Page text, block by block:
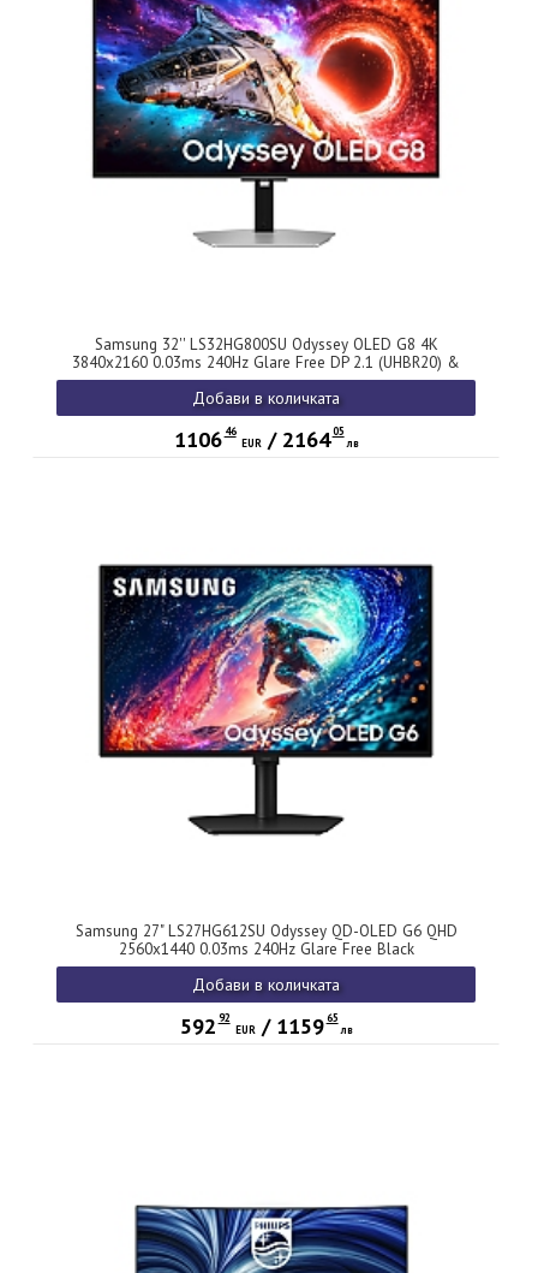
Samsung 32'' LS32HG800SU Odyssey OLED G8 4K
3840x2160 0.03ms 240Hz Glare Free DP 2.1 (UHBR20) &
USB-C (98W) Silver
Добави в количката
1106 46
EUR/ 2164 05
лв
Samsung 27" LS27HG612SU Odyssey QD-OLED G6 QHD
2560x1440 0.03ms 240Hz Glare Free Black
Добави в количката
592 92
EUR/ 1159 65
лв